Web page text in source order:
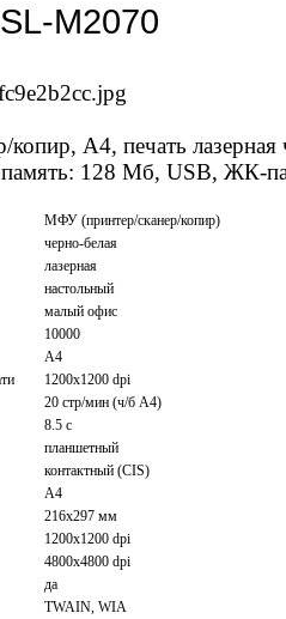
M2070
копир, A4, печать
128 Мб, USB, ЖК-
МФУ (принтер/сканер/копир)
черно-белая
лазерная
настольный
малый офис
10000
A4
1200x1200 dpi
20 стр/мин (ч/б А4)
8.5 c
планшетный
контактный (CIS)
A4
216x297 мм
1200x1200 dpi
4800x4800 dpi
да
TWAIN, WIA